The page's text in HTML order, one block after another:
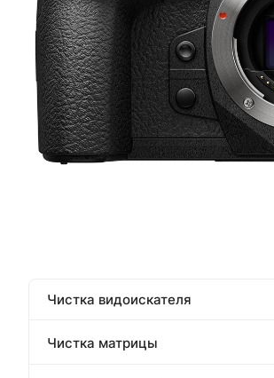
Чистка видоискателя
Чистка матрицы